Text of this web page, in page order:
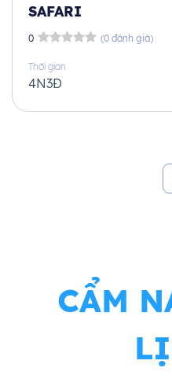
SAFARI
0 (0 đánh giá)
Thời gian
4N3Đ
CẨM